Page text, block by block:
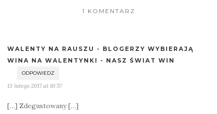
1 KOMENTARZ
WALENTY NA RAUSZU - BLOGERZY WYBIERAJĄ
WINA NA WALENTYNKI - NASZ ŚWIAT WIN
ODPOWIEDZ
13 lutego 2017 at 16:57
[…] Zdegustowany […]